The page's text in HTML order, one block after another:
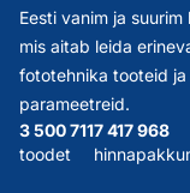
Eesti vanim ja
mis aitab leida
fototehnika tooteid
parameetreid.
3 500 711
toodet
7 417 968